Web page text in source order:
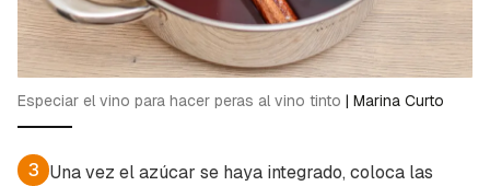
Especiar el vino para hacer peras al vino tinto | Marina Curto
3 Una vez el azúcar se haya integrado, coloca las